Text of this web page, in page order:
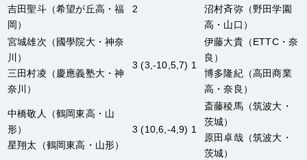
吉田聖斗（希望が丘高・福
岡）
2
沼村斉弥（野田学園
高・山口）
宮城雄次 （國學院大・神奈
川）
三田村凌 （慶應義塾大・神
奈川）
3 (3,-10,5,7) 1
伊藤大貴（ETTC・奈
良）
博多隆紀（高田商業
高・奈良）
中橋敬人
（鶴岡東高・山
形）
星翔太
（鶴岡東高・山形）
3 (10,6,-4,9) 1
斎藤稜馬（筑波大・
茨城）
原田卓哉（筑波大・
茨城）